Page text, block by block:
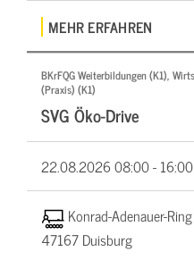
MEHR ERFAHREN
BKrFQG Weiterbildungen (K1),
(Praxis) (K1)
SVG Öko-Drive
22.08.202608:00 - 16:00
Konrad-Adenauer-
47167 Duisburg